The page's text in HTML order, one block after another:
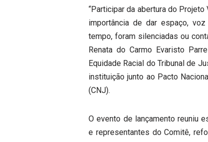
“Participar da abertura do
importância de dar espaço,
tempo, foram silenciadas ou
Renata do Carmo Evaristo
Equidade Racial do Tribunal de
instituição junto ao Pacto
(CNJ).
O evento de lançamento reuniu
e representantes do Comitê,